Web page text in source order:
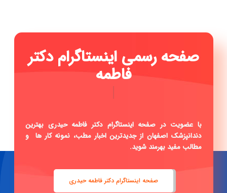
صفحه رسمی ای|
با عضویت در صفحه اینستاگرام دکتر فاطمه حیدری بهترین
دندانپزشک اصفهان از جدیدترین اخبار مطب، نمونه کار ها و
صفحه اینستاگرام دکتر فاطمه حیدری